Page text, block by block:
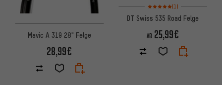
Mavic A 319 28" Felge
28,99€
Bewertungen: 5 von 5
(1)
DT Swiss 535 Road Felge
AB 25,99€